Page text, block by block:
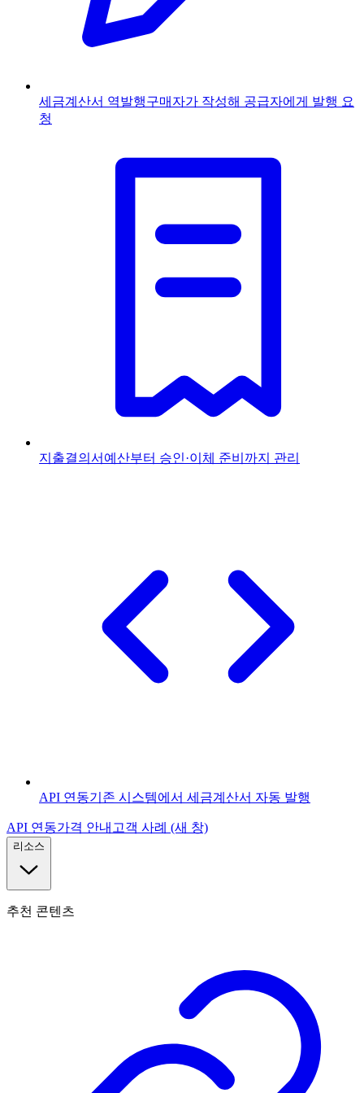
세금계산서 역발행구매자가 작성해 공급자에게 발행 요
청
지출결의서 예산부터 승인·이체 준비까지 관리
API 연동기존 시스템에서 세금계산서 자동 발행
API 연동가격 안내 고객 사례 (새 창)
리소스
추천 콘텐츠